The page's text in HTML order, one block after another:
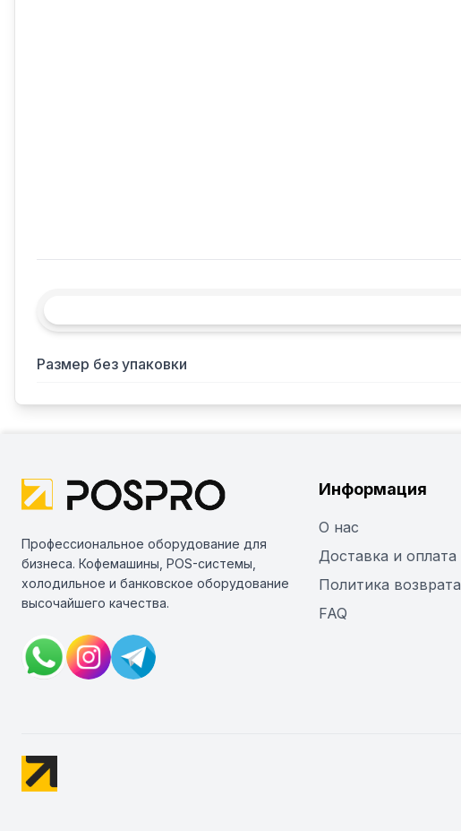
Размер без упаковки
Профессиональное оборудование для
бизнеса. Кофемашины, POS-системы,
холодильное и банковское оборудование
высочайшего качества.
Информация
О нас
Доставка и оплата
Политика возврата
FAQ